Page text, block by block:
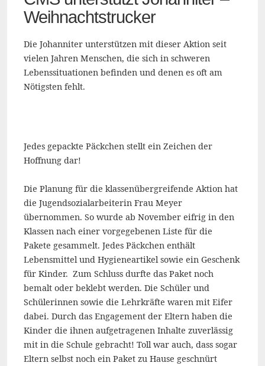
Weihnachtstrucker
Die Johanniter unterstützen mit dieser Aktion seit
vielen Jahren Menschen, die sich in schweren
Lebenssituationen befinden und denen es oft am
Nötigsten fehlt.
Jedes gepackte Päckchen stellt ein Zeichen der
Hoffnung dar!
Die Planung für die klassenübergreifende Aktion hat
die Jugendsozialarbeiterin Frau Meyer
übernommen. So wurde ab November eifrig in den
Klassen nach einer vorgegebenen Liste für die
Pakete gesammelt. Jedes Päckchen enthält
Lebensmittel und Hygieneartikel sowie ein Geschenk
für Kinder. Zum Schluss durfte das Paket noch
bemalt oder beklebt werden. Die Schüler und
Schülerinnen sowie die Lehrkräfte waren mit Eifer
dabei. Durch das Engagement der Eltern haben die
Kinder die ihnen aufgetragenen Inhalte zuverlässig
mit in die Schule gebracht! Toll war auch, dass sogar
Eltern selbst noch ein Paket zu Hause geschnürt